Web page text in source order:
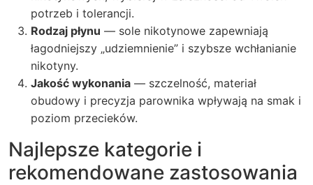
potrzeb i tolerancji.
Rodzaj płynu — sole nikotynowe zapewniają
łagodniejszy „udziemnienie” i szybsze wchłanianie
nikotyny.
Jakość wykonania — szczelność, materiał
obudowy i precyzja parownika wpływają na smak i
poziom przecieków.
Najlepsze kategorie i
rekomendowane zastosowania